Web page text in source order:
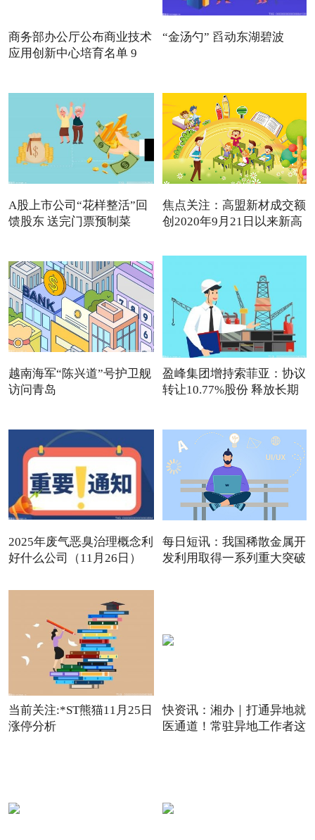
商务部办公厅公布商业技术
应用创新中心培育名单 9
“金汤勺” 舀动东湖碧波
A股上市公司“花样整活”回
馈股东 送完门票预制菜
焦点关注：高盟新材成交额
创2020年9月21日以来新高
越南海军“陈兴道”号护卫舰
访问青岛
盈峰集团增持索菲亚：协议
转让10.77%股份 释放长期
2025年废气恶臭治理概念利
好什么公司（11月26日）
每日短讯：我国稀散金属开
发利用取得一系列重大突破
当前关注:*ST熊猫11月25日
涨停分析
快资讯：湘办｜打通异地就
医通道！常驻异地工作者这